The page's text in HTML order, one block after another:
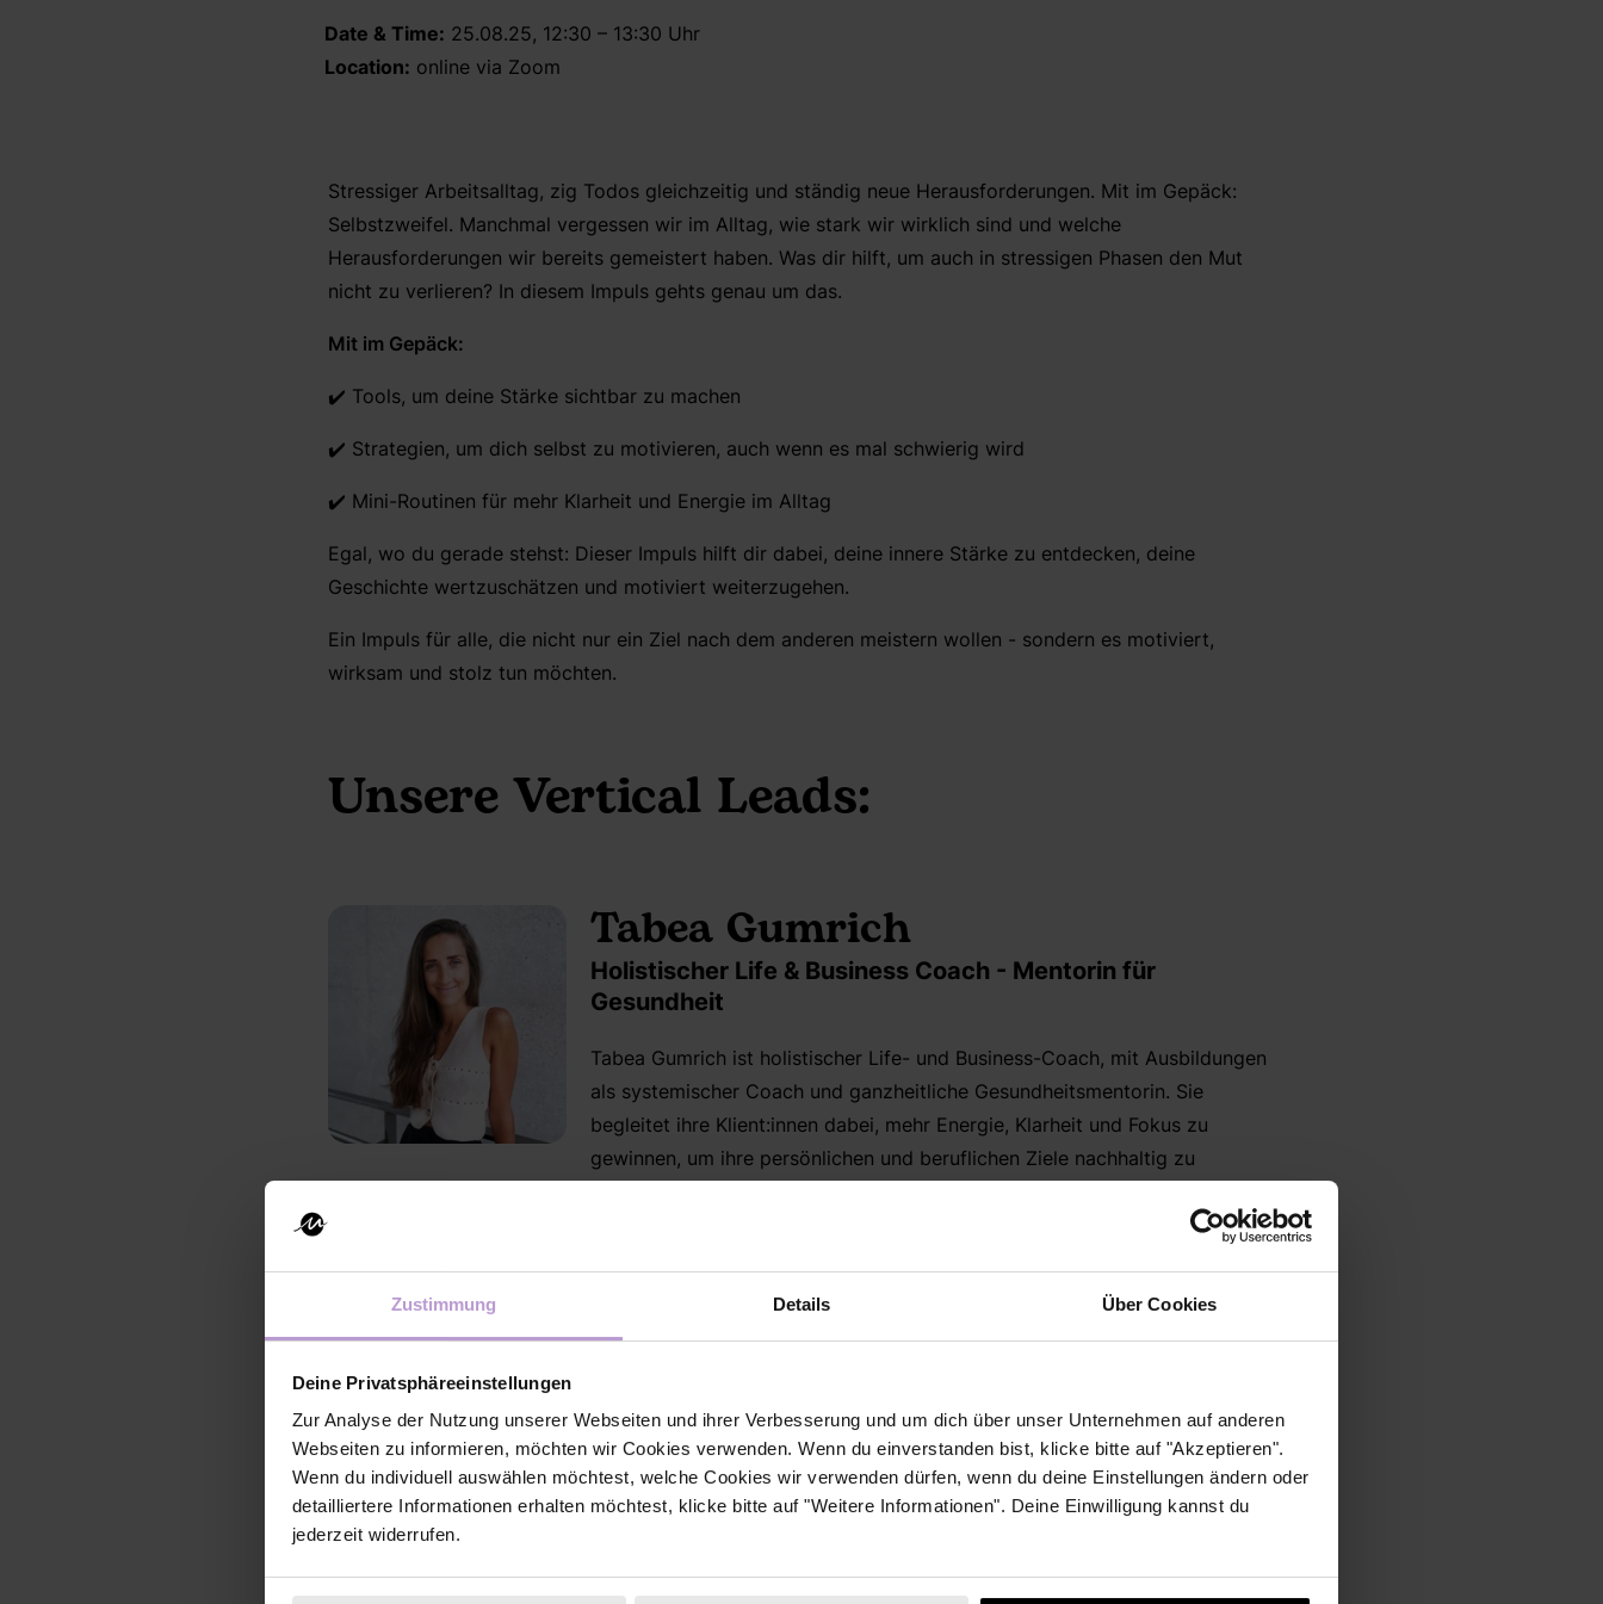
Zustimmung Details Über Cookies
Deine Privatsphäreeinstellungen
Zur Analyse der Nutzung unserer Webseiten und ihrer Verbesserung und um dich über unser Unternehmen auf anderen
Webseiten zu informieren, möchten wir Cookies verwenden. Wenn du einverstanden bist, klicke bitte auf "Akzeptieren".
Wenn du individuell auswählen möchtest, welche Cookies wir verwenden dürfen, wenn du deine Einstellungen ändern oder
detailliertere Informationen erhalten möchtest, klicke bitte auf "Weitere Informationen". Deine Einwilligung kannst du
jederzeit widerrufen.
Date & Time: 25.08.25, 12:30 – 13:30 Uhr
Location: online via Zoom
Stressiger Arbeitsalltag, zig Todos gleichzeitig und ständig neue Herausforderungen. Mit im Gepäck:
Selbstzweifel. Manchmal vergessen wir im Alltag, wie stark wir wirklich sind und welche
Herausforderungen wir bereits gemeistert haben. Was dir hilft, um auch in stressigen Phasen den Mut
nicht zu verlieren? In diesem Impuls gehts genau um das.
Mit im Gepäck:
✔️ Tools, um deine Stärke sichtbar zu machen
✔️ Strategien, um dich selbst zu motivieren, auch wenn es mal schwierig wird
✔️ Mini-Routinen für mehr Klarheit und Energie im Alltag
Egal, wo du gerade stehst: Dieser Impuls hilft dir dabei, deine innere Stärke zu entdecken, deine
Geschichte wertzuschätzen und motiviert weiterzugehen.
Ein Impuls für alle, die nicht nur ein Ziel nach dem anderen meistern wollen - sondern es motiviert,
wirksam und stolz tun möchten.
Unsere Vertical Leads:
Tabea Gumrich
Holistischer Life & Business Coach - Mentorin für
Gesundheit
Tabea Gumrich ist holistischer Life- und Business-Coach, mit Ausbildungen
als systemischer Coach und ganzheitliche Gesundheitsmentorin. Sie
begleitet ihre Klient:innen dabei, mehr Energie, Klarheit und Fokus zu
gewinnen, um ihre persönlichen und beruflichen Ziele nachhaltig zu
Menschen dabei zu unterstützen, ein langes, gesundes, erfülltes und erfolgreiches Leben zu führen.
betrieblichen Gesundheitsmanagements z.B. mithilfe ihres eigens entwickeltes Online-Programms, der
Detox Academy. Dieses Programm richtet sich insbesondere an Menschen, die sich körperlich unwohl,
ständig erschöpft oder geistig ausgelaugt fühlen. Ziel der Detox Academy ist es, Körper und Geist von
innen heraus zu revitalisieren, damit die Teilnehmenden sich wieder energiegeladen, sowie rundum
gesund und wohl fühlen. Denn nach Tabeas Überzeugung ist mentale Stärke für persönliches Wachstum
gesunde Ernährung, regelmäßige Bewegung und die bewusste Ausrichtung des Lebens an den eigenen